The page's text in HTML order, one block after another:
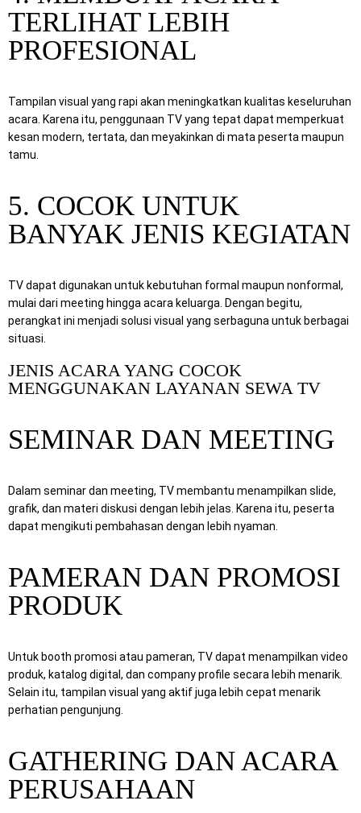
TERLIHAT LEBIH
PROFESIONAL
Tampilan visual yang rapi akan meningkatkan kualitas keseluruhan
acara. Karena itu, penggunaan TV yang tepat dapat memperkuat
kesan modern, tertata, dan meyakinkan di mata peserta maupun
tamu.
5. COCOK UNTUK
BANYAK JENIS KEGIATAN
TV dapat digunakan untuk kebutuhan formal maupun nonformal,
mulai dari meeting hingga acara keluarga. Dengan begitu,
perangkat ini menjadi solusi visual yang serbaguna untuk berbagai
situasi.
JENIS ACARA YANG COCOK
MENGGUNAKAN LAYANAN SEWA TV
SEMINAR DAN MEETING
Dalam seminar dan meeting, TV membantu menampilkan slide,
grafik, dan materi diskusi dengan lebih jelas. Karena itu, peserta
dapat mengikuti pembahasan dengan lebih nyaman.
PAMERAN DAN PROMOSI
PRODUK
Untuk booth promosi atau pameran, TV dapat menampilkan video
produk, katalog digital, dan company profile secara lebih menarik.
Selain itu, tampilan visual yang aktif juga lebih cepat menarik
perhatian pengunjung.
GATHERING DAN ACARA
PERUSAHAAN